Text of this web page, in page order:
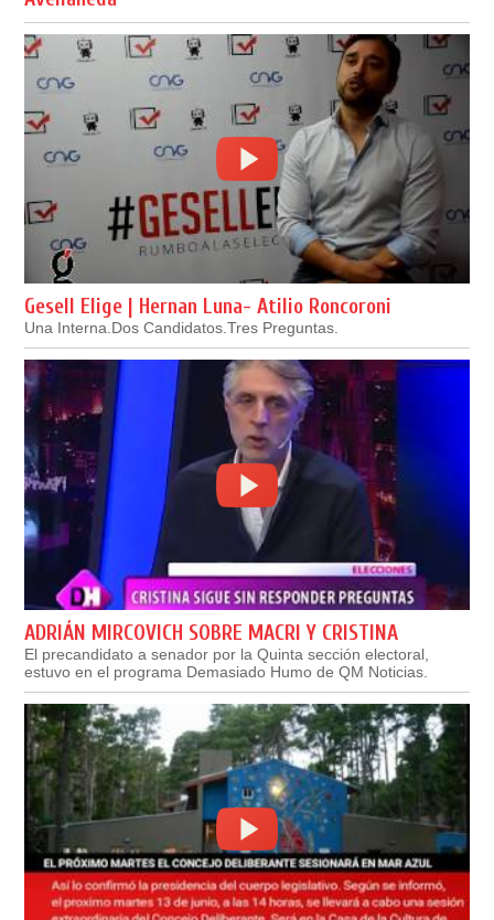
Gesell Elige | Hernan Luna- Atilio Roncoroni
Una Interna.Dos Candidatos.Tres Preguntas.
ADRIÁN MIRCOVICH SOBRE MACRI Y CRISTINA
El precandidato a senador por la Quinta sección electoral,
estuvo en el programa Demasiado Humo de QM Noticias.